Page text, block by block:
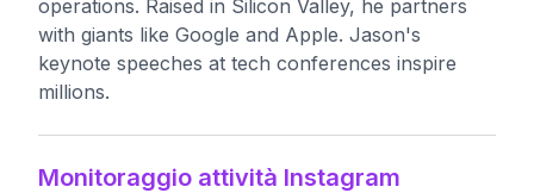
operations. Raised in Silicon Valley, he partners
with giants like Google and Apple. Jason's
keynote speeches at tech conferences inspire
millions.
Monitoraggio attività Instagram